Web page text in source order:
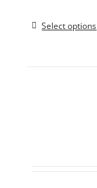
Select options